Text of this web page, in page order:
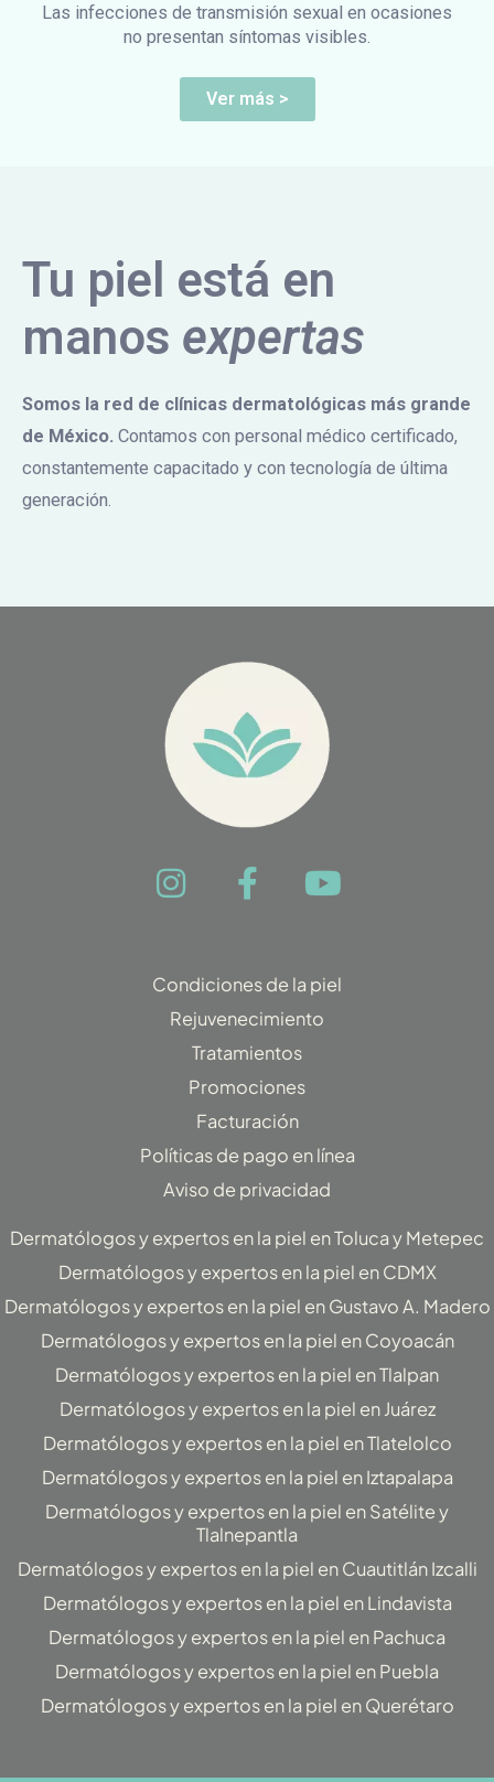
Las infecciones de transmisión sexual en ocasiones
no presentan síntomas visibles.
Ver más >
Tu piel está en
manos expertas
Somos la red de clínicas dermatológicas más grande
de México. Contamos con personal médico certificado,
constantemente capacitado y con tecnología de última
generación.
I
n
a
g
m
F
a
b
o
o
k
-
f
Y
o
u
b
Condiciones de la piel
Rejuvenecimiento
Tratamientos
Promociones
Facturación
Políticas de pago en línea
Aviso de privacidad
Dermatólogos y expertos en la piel en Toluca y Metepec
Dermatólogos y expertos en la piel en CDMX
Dermatólogos y expertos en la piel en Gustavo A. Madero
Dermatólogos y expertos en la piel en Coyoacán
Dermatólogos y expertos en la piel en Tlalpan
Dermatólogos y expertos en la piel en Juárez
Dermatólogos y expertos en la piel en Tlatelolco
Dermatólogos y expertos en la piel en Iztapalapa
Dermatólogos y expertos en la piel en Satélite y
Tlalnepantla
Dermatólogos y expertos en la piel en Cuautitlán Izcalli
Dermatólogos y expertos en la piel en Lindavista
Dermatólogos y expertos en la piel en Pachuca
Dermatólogos y expertos en la piel en Puebla
Dermatólogos y expertos en la piel en Querétaro